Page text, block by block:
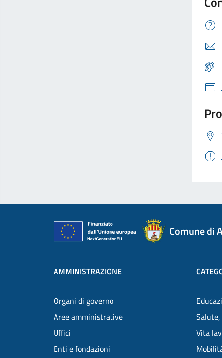
Comune di
AMMINISTRAZIONE
Organi di governo
Aree amministrative
Uffici
Enti e fondazioni
Salute,
Vita